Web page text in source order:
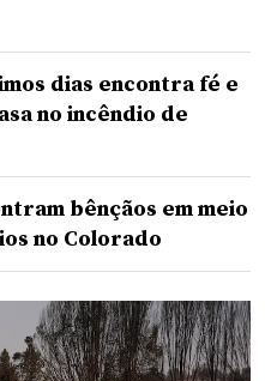
dias encontra fé e
no incêndio de
bênçãos em meio
no Colorado